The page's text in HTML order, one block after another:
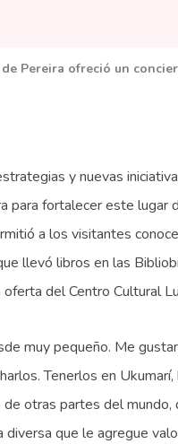
Pereira ofreció un
y nuevas
para fortalecer este lugar
a los visitantes
llevó libros en las
del Centro Cultural
muy pequeño. Me
Tenerlos en
otras partes del
que le agregue